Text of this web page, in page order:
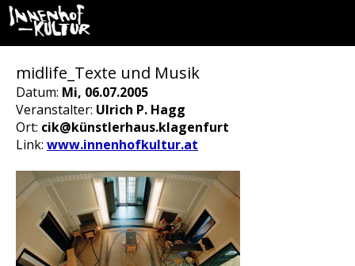
midlife_Texte und Musik
Datum: Mi, 06.07.2005
Veranstalter: Ulrich P. Hagg
Ort: cik@künstlerhaus.klagenfurt
Link: www.innenhofkultur.at